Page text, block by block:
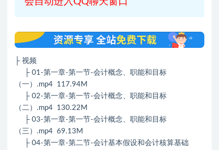
├ 视频
├ 01-第一章-第一节-会计概念、职能和目标
（一）.mp4 117.94M
├ 02-第一章-第一节-会计概念、职能和目标
（二）.mp4 130.22M
├ 03-第一章-第一节-会计概念、职能和目标
（三）.mp4 69.13M
├ 04-第一章-第二节-会计基本假设和会计核算基础